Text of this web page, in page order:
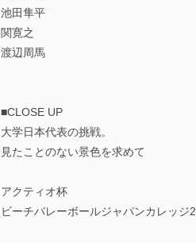
池田隼平
関寛之
渡辺周馬
■CLOSE UP
大学日本代表の挑戦。
見たことのない景色を求めて
アクティオ杯
ビーチバレーボールジャパンカレッジ